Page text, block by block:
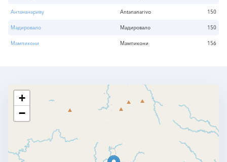
Антананариву Antananarivo 150
Мадировало Мадировало 150
Мампикони Мампикони 156
+
−